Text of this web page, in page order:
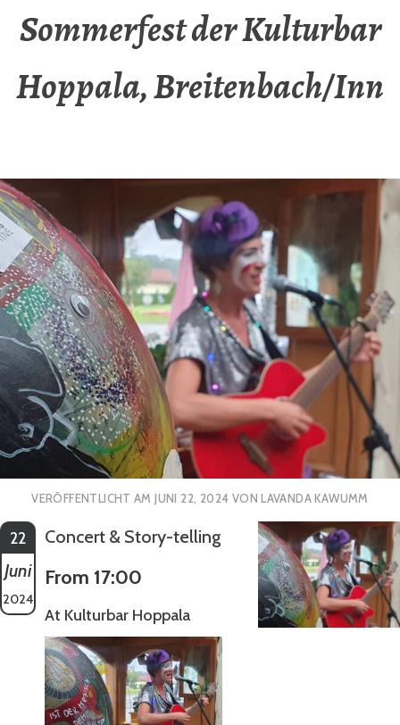
Sommerfest der Kulturbar
Hoppala, Breitenbach/Inn
VERÖFFENTLICHT AMJUNI 22, 2024 VONLAVANDA KAWUMM
22
Juni
2024
Concert & Story-telling
From 17:00
At Kulturbar Hoppala